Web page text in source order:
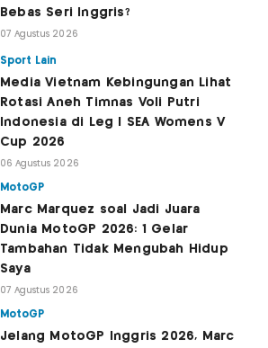
Bebas Seri Inggris?
07 Agustus 2026
Sport Lain
Media Vietnam Kebingungan Lihat
Rotasi Aneh Timnas Voli Putri
Indonesia di Leg I SEA Womens V
Cup 2026
06 Agustus 2026
MotoGP
Marc Marquez soal Jadi Juara
Dunia MotoGP 2026: 1 Gelar
Tambahan Tidak Mengubah Hidup
Saya
07 Agustus 2026
MotoGP
Jelang MotoGP Inggris 2026, Marc